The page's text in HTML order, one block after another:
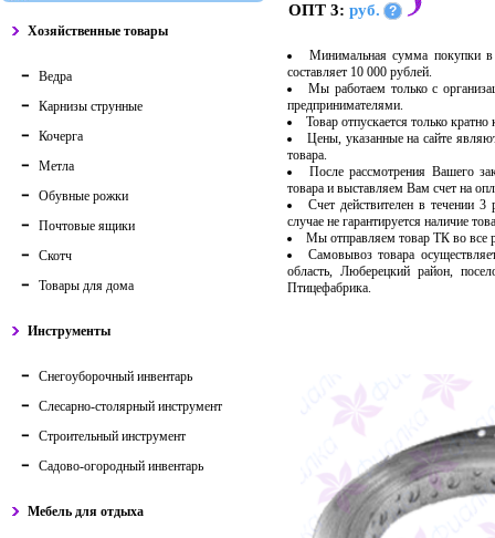
Хозяйственные товары
Ведра
Карнизы струнные
Кочерга
Метла
Обувные рожки
Почтовые ящики
Скотч
Товары для дома
Инструменты
Снегоуборочный инвентарь
Слесарно-столярный инструмент
Строительный инструмент
Садово-огородный инвентарь
Мебель для отдыха
ОПТ 3: руб. ?
Минимальная сумма покупки в
составляет 10 000 рублей.
Мы работаем только с
предпринимателями.
Товар отпускается только
Цены, указанные на сайте
товара.
После рассмотрения Вашего
товара и выставляем Вам счет на
Счет действителен в течении
случае не гарантируется наличие
Мы отправляем товар ТК во
Самовывоз товара
область, Люберецкий район,
Птицефабрика.